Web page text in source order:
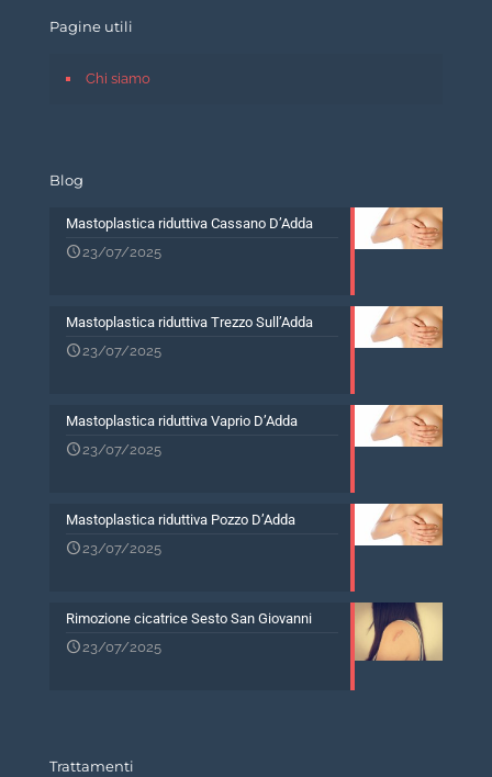
Pagine utili
Chi siamo
Blog
Mastoplastica riduttiva Cassano D’Adda
23/07/2025
Mastoplastica riduttiva Trezzo Sull’Adda
23/07/2025
Mastoplastica riduttiva Vaprio D’Adda
23/07/2025
Mastoplastica riduttiva Pozzo D’Adda
23/07/2025
Rimozione cicatrice Sesto San Giovanni
23/07/2025
Trattamenti